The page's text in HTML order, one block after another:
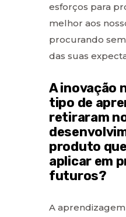
esforços para
melhor aos
procurando
das suas
A inovação
tipo de
retiraram
produto
aplicar em
futuros?
A